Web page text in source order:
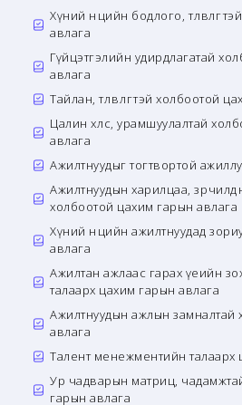
Хүний нөөцийн бодлого,
авлага
Гүйцэтгэлийн удирдлагатай
авлага
Тайлан, төлөвлөгөөтэй холбоотой
Цалин хөлс, урамшуулалтай
авлага
Ажилтнуудыг тогтвортой
Ажилтнуудын харилцаа,
холбоотой цахим гарын авлага
Хүний нөөцийн ажилтнуудад
авлага
Ажилтан ажлаас гарах үеийн
талаарх цахим гарын авлага
Ажилтнуудын ажлын замналтай
авлага
Талент менежментийн талаарх
Ур чадварын матриц,
гарын авлага